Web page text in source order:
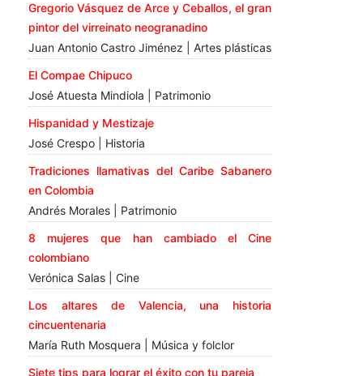
Gregorio Vásquez de Arce y Ceballos, el gran
pintor del virreinato neogranadino
Juan Antonio Castro Jiménez | Artes plásticas
El Compae Chipuco
José Atuesta Mindiola | Patrimonio
Hispanidad y Mestizaje
José Crespo | Historia
Tradiciones llamativas del Caribe Sabanero
en Colombia
Andrés Morales | Patrimonio
8 mujeres que han cambiado el Cine
colombiano
Verónica Salas | Cine
Los altares de Valencia, una historia
cincuentenaria
María Ruth Mosquera | Música y folclor
Siete tips para lograr el éxito con tu pareja